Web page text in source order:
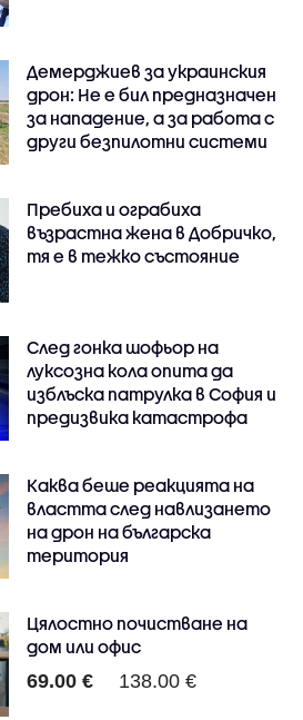
Демерджиев за украинския
дрон: Не е бил предназначен
за нападение, а за работа с
други безпилотни системи
Пребиха и ограбиха
възрастна жена в Добричко,
тя е в тежко състояние
След гонка шофьор на
луксозна кола опита да
изблъска патрулка в София и
предизвика катастрофа
Каква беше реакцията на
властта след навлизането
на дрон на българска
територия
Цялостно почистване на
дом или офис
69.00 € 138.00 €